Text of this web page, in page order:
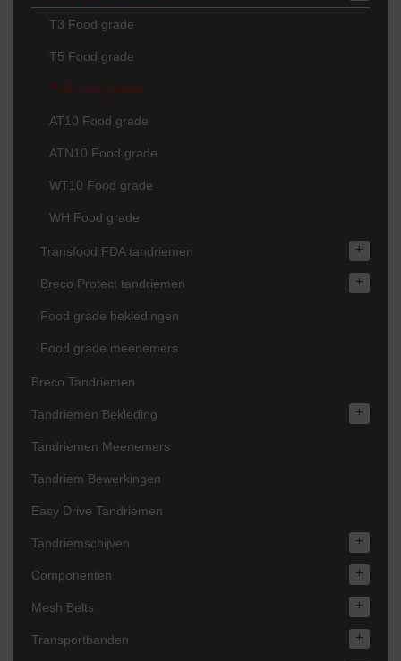
T3 Food grade
T5 Food grade
T10 Food grade
AT10 Food grade
ATN10 Food grade
WT10 Food grade
WH Food grade
Transfood FDA tandriemen +
Breco Protect tandriemen +
Food grade bekledingen
Food grade meenemers
Breco Tandriemen
Tandriemen Bekleding +
Tandriemen Meenemers
Tandriem Bewerkingen
Easy Drive Tandriemen
Tandriemschijven +
Componenten +
Mesh Belts +
Transportbanden +